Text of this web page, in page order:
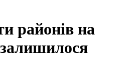
районів на